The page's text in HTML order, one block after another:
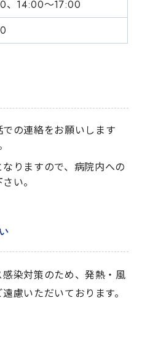
、14:00～17:00
の連絡をお願いします
りますので、病院内への
い。
染対策のため、発熱・風
慮いただいております。